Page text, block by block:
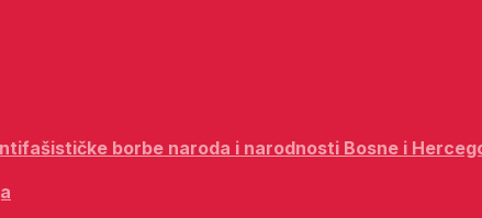
borbe naroda i narodnosti Bosne i